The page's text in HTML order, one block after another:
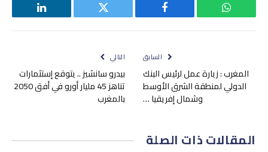
واتساب فيسبوك تويتر لينكدإن
السابق
المغرب : زيارة عمل لرئيس البنك
الدولي لمنطقة الشرق الأوسط
وشمال إفريقيا …
التالي
بيدرو سانشيز .. يتوقع إستثمارات
تناهز 45 مليار أورو في أفق 2050
بالمغرب
المقالاتذات الصلة